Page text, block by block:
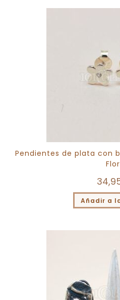
Pendientes de plata con
Flor
Añadir a